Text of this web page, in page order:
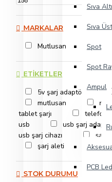
Sıva
Sıva
Spot
Spot
Ampul
PCB Led
MARKALAR
Mutlusan
ETIKETLER
5v şarj adaptörü
mutlusan
ri-
tablet şarjı
telefon
usb
usb şarj
usb şarj cihazı
şarj
şarj aleti
şarj
STOK DURUMU